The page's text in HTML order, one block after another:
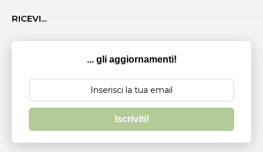
RICEVI...
... gli aggiornamenti!
Iscriviti!